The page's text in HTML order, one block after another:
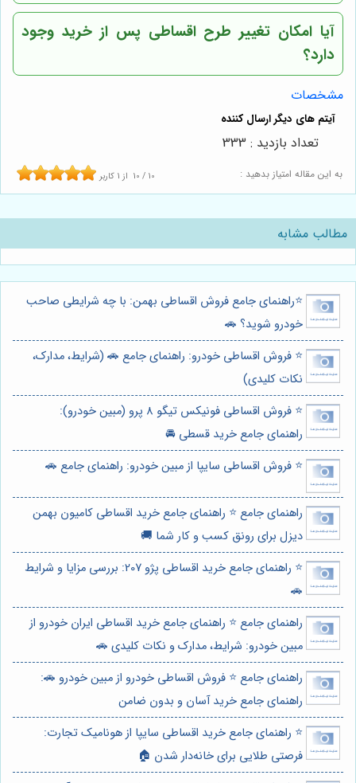
آیا امکان تغییر طرح اقساطی پس از خرید وجود
دارد؟
مشخصات
به این مقاله امتیاز بدهید : 10 / 10 از 1 کاربر
تعداد بازدید : 333
مطالب مشابه
⭐️راهنمای جامع فروش اقساطی بهمن: با چه شرایطی صاحب
خودرو شوید؟ 🚗
⭐️ فروش اقساطی خودرو: راهنمای جامع 🚗 (شرایط، مدارک،
نکات کلیدی)
⭐️ فروش اقساطی فونیکس تیگو 8 پرو (مبین خودرو):
راهنمای جامع خرید قسطی 🚘
⭐️ فروش اقساطی سایپا از مبین خودرو: راهنمای جامع 🚗
راهنمای جامع ⭐️ راهنمای جامع خرید اقساطی کامیون بهمن
دیزل برای رونق کسب و کار شما 🚚
⭐️ راهنمای جامع خرید اقساطی پژو 207: بررسی مزایا و شرایط
🚗
راهنمای جامع ⭐️ راهنمای جامع خرید اقساطی ایران خودرو از
مبین خودرو: شرایط، مدارک و نکات کلیدی 🚗
راهنمای جامع ⭐️ فروش اقساطی خودرو از مبین خودرو 🚗:
راهنمای جامع خرید آسان و بدون ضامن
⭐️ راهنمای جامع خرید اقساطی سایپا از هونامیک تجارت:
فرصتی طلایی برای خانه‌دار شدن 🏠